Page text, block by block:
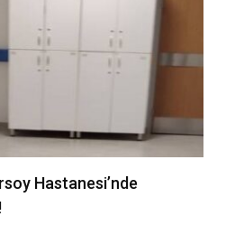
Hastanesi’nde